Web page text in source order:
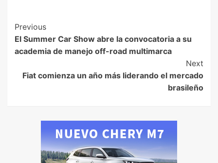
Previous
El Summer Car Show abre la convocatoria a su
academia de manejo off-road multimarca
Next
Fiat comienza un año más liderando el mercado
brasileño